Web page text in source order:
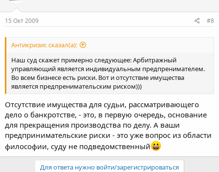
15 Окт 2009 #8
Антикризис сказал(а):
Наш суд скажет примерно следующее: Арбитражный
управляющий является индивидуальным предпренимателем.
Во всем бизнесе есть риски. Вот и отсутствие имущества
является предпренимательским риском)))
Отсутствие имущества для судьи, рассматривающего
дело о банкротстве, - это, в первую очередь, основание
для прекращения производства по делу. А ваши
предпринимательские риски - это уже вопрос из области
философии, суду не подведомственный
Для ответа нужно войти/зарегистрироваться